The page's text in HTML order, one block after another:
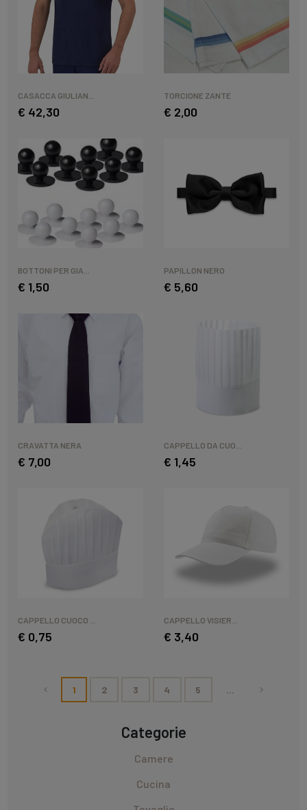
Categorie
Camere
Cucina
CASACCA GIULIAN...
€ 42,30
TORCIONE ZANTE
€ 2,00
BOTTONI PER GIA...
€ 1,50
PAPILLON NERO
€ 5,60
CRAVATTA NERA
€ 7,00
CAPPELLO DA CUO...
€ 1,45
CAPPELLO CUOCO ...
€ 0,75
CAPPELLO VISIER...
€ 3,40
First 1 2 3 4 5 Last